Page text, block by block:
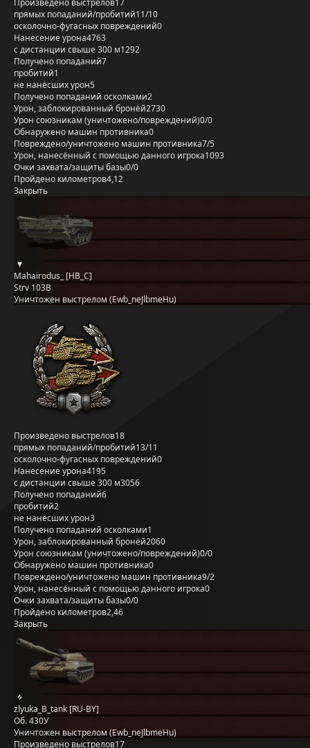
Произведено выстрелов17
прямых попаданий/пробитий11/10
осколочно-фугасных повреждений0
Нанесение урона4763
с дистанции свыше 300 м1292
Получено попаданий7
пробитий1
не нанёсших урон5
Получено попаданий осколками2
Урон, заблокированный бронёй2730
Урон союзникам (уничтожено/повреждений)0/0
Обнаружено машин противника0
Повреждено/уничтожено машин противника7/5
Урон, нанесённый с помощью данного игрока1093
Очки захвата/защиты базы0/0
Пройдено километров4,12
Закрыть
Mahairodus_ [HB_C]
Strv 103B
Уничтожен выстрелом (Ewb_neJlbmeHu)
Произведено выстрелов18
прямых попаданий/пробитий13/11
осколочно-фугасных повреждений0
Нанесение урона4195
с дистанции свыше 300 м3056
Получено попаданий6
пробитий2
не нанёсших урон3
Получено попаданий осколками1
Урон, заблокированный бронёй2060
Урон союзникам (уничтожено/повреждений)0/0
Обнаружено машин противника0
Повреждено/уничтожено машин противника9/2
Урон, нанесённый с помощью данного игрока0
Очки захвата/защиты базы0/0
Пройдено километров2,46
Закрыть
zlyuka_B_tank [RU-BY]
Об. 430У
Уничтожен выстрелом (Ewb_neJlbmeHu)
Произведено выстрелов17